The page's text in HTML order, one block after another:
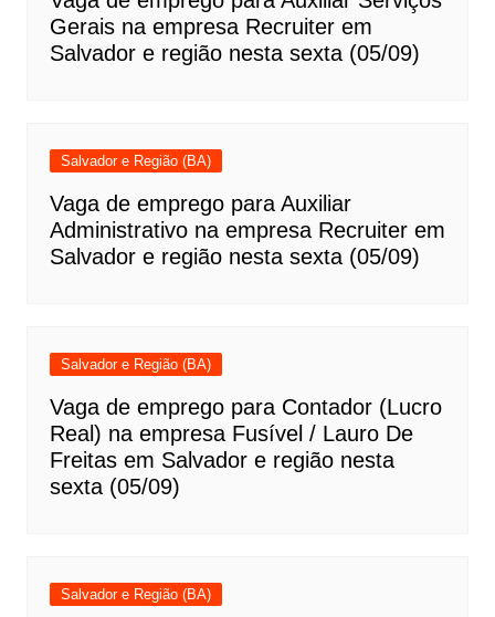
Gerais na empresa Recruiter em
Salvador e região nesta sexta (05/09)
Salvador e Região (BA)
Vaga de emprego para Auxiliar
Administrativo na empresa Recruiter em
Salvador e região nesta sexta (05/09)
Salvador e Região (BA)
Vaga de emprego para Contador (Lucro
Real) na empresa Fusível / Lauro De
Freitas em Salvador e região nesta
sexta (05/09)
Salvador e Região (BA)